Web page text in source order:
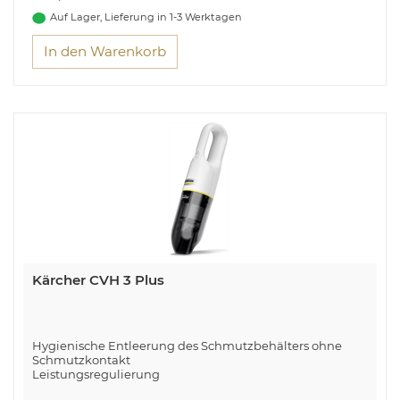
Auf Lager, Lieferung in 1-3 Werktagen
In den Warenkorb
Kärcher CVH 3 Plus
Hygienische Entleerung des Schmutzbehälters ohne
Schmutzkontakt
Leistungsregulierung